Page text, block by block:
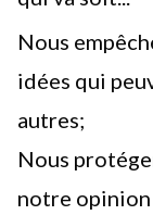
Nous
idées qui
autres;
Nous
notre